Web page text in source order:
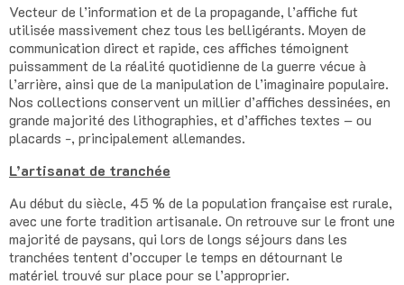
Vecteur de l’information et de la propagande, l’affiche fut
utilisée massivement chez tous les belligérants. Moyen de
communication direct et rapide, ces affiches témoignent
puissamment de la réalité quotidienne de la guerre vécue à
l’arrière, ainsi que de la manipulation de l’imaginaire populaire.
Nos collections conservent un millier d’affiches dessinées, en
grande majorité des lithographies, et d’affiches textes – ou
placards -, principalement allemandes.
L’artisanat de tranchée
Au début du siècle, 45 % de la population française est rurale,
avec une forte tradition artisanale. On retrouve sur le front une
majorité de paysans, qui lors de longs séjours dans les
tranchées tentent d’occuper le temps en détournant le
matériel trouvé sur place pour se l’approprier.